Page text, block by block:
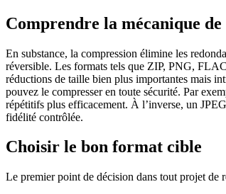
Comprendre la mécanique
En substance, la compression élimine les
réversible. Les formats tels que ZIP, PNG,
réductions de taille bien plus importantes mais
pouvez le compresser en toute sécurité. Par
répétitifs plus efficacement. À l’inverse, un
fidélité contrôlée.
Choisir le bon format cible
Le premier point de décision dans tout projet de